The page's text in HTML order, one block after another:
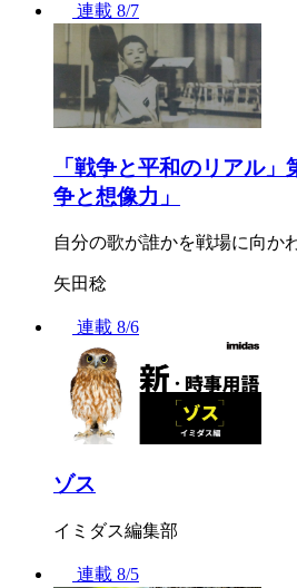
連載 8/7
「戦争と平和のリアル
争と想像力」
自分の歌が誰かを戦場に向か
矢田稔
連載 8/6
ゾス
イミダス編集部
連載 8/5